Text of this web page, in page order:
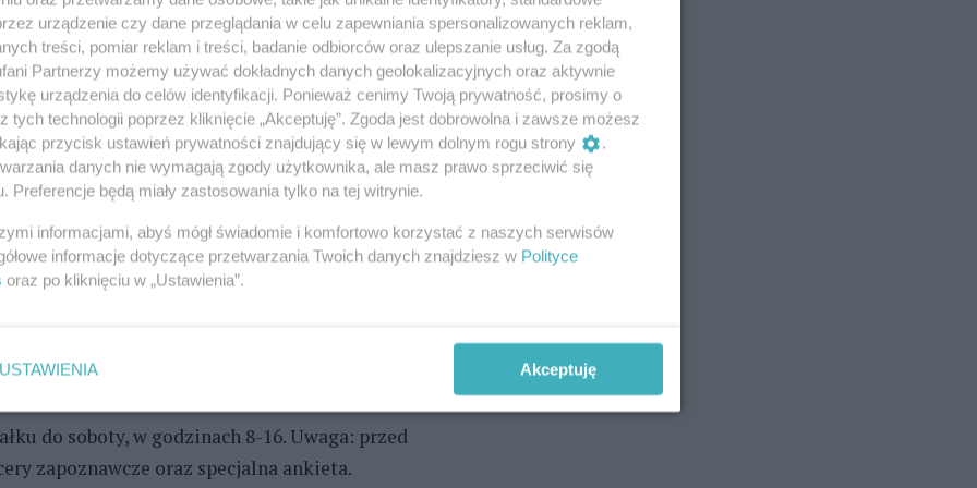
się bezpiecznie. Poza tym wykazuje zachowania
małych dzieci i innych zwierząt. Ma swoje
tylko tym, których naprawdę dobrze pozna.
zdrowy, zaszczepiony, wykastrowany, a więc
bliższym poznaniu pokazuje swoją łagodniejszą
naszych wolontariuszy - w schronisku mówią o
26) - lub jakąkolwiek inną psinę lub kocinę w
dla Bezdomnych Zwierząt w Szczecinie (ul.
schronisko@schronisko.szczecin.pl).
do soboty, w godzinach 8-16. Uwaga: przed
zapoznawcze oraz specjalna ankieta.
urządzenie czy dane przeglądania w celu zapewniania spersonalizowanych reklam,
treści, pomiar reklam i treści, badanie odbiorców oraz ulepszanie usług. Za zgodą
Partnerzy możemy używać dokładnych danych geolokalizacyjnych oraz aktywnie
urządzenia do celów identyfikacji. Ponieważ cenimy Twoją prywatność, prosimy o
tych technologii poprzez kliknięcie „Akceptuję”. Zgoda jest dobrowolna i zawsze możesz
przycisk ustawień prywatności znajdujący się w lewym dolnym rogu strony
.
danych nie wymagają zgody użytkownika, ale masz prawo sprzeciwić się
Preferencje będą miały zastosowania tylko na tej witrynie.
informacjami, abyś mógł świadomie i komfortowo korzystać z naszych serwisów
informacje dotyczące przetwarzania Twoich danych znajdziesz w Polityce
oraz po kliknięciu w „Ustawienia”.
USTAWIENIA Akceptuję